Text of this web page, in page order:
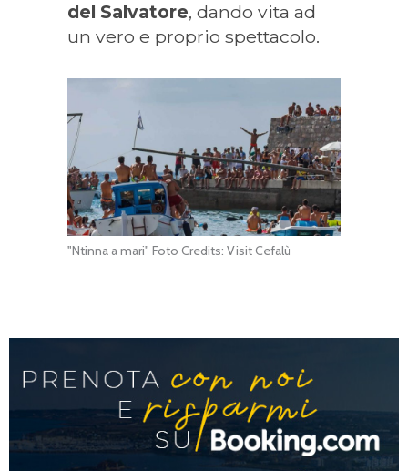
del Salvatore, dando vita ad
un vero e proprio spettacolo.
"Ntinna a mari" Foto Credits: Visit Cefalù